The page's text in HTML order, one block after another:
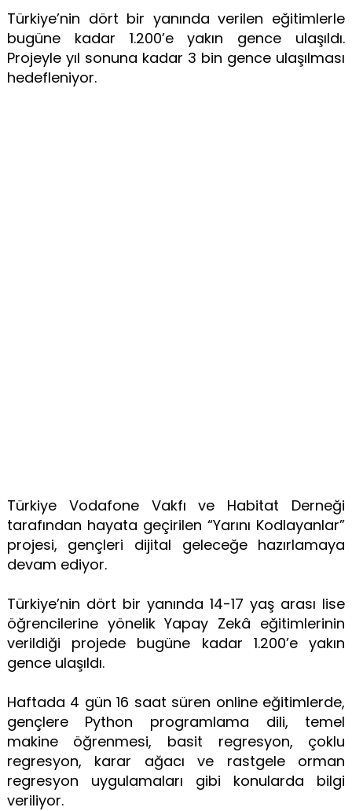
Türkiye’nin dört bir yanında verilen eğitimlerle
bugüne kadar 1.200’e yakın gence ulaşıldı.
Projeyle yıl sonuna kadar 3 bin gence ulaşılması
hedefleniyor.
Türkiye Vodafone Vakfı ve Habitat Derneği
tarafından hayata geçirilen “Yarını Kodlayanlar”
projesi, gençleri dijital geleceğe hazırlamaya
devam ediyor.
Türkiye’nin dört bir yanında 14-17 yaş arası lise
öğrencilerine yönelik Yapay Zekâ eğitimlerinin
verildiği projede bugüne kadar 1.200’e yakın
gence ulaşıldı.
Haftada 4 gün 16 saat süren online eğitimlerde,
gençlere Python programlama dili, temel
makine öğrenmesi, basit regresyon, çoklu
regresyon, karar ağacı ve rastgele orman
regresyon uygulamaları gibi konularda bilgi
veriliyor.